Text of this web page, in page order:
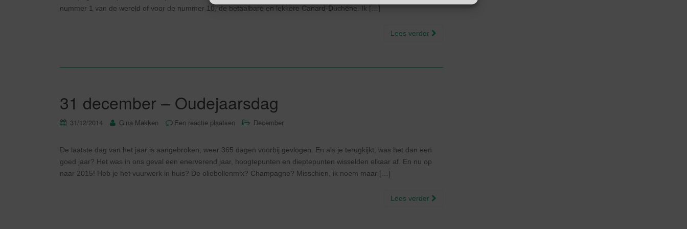
nummer 1 van de wereld of voor de nummer 10, de betaalbare en lekkere Canard-Duchêne. Ik […]
Lees verder
31 december – Oudejaarsdag
31/12/2014 Gina Makken Een reactie plaatsen December
De laatste dag van het jaar is aangebroken, weer 365 dagen voorbij gevlogen. En als je terugkijkt, was het dan een
goed jaar? Het was in ons geval een enerverend jaar, hoogtepunten en dieptepunten wisselden elkaar af. En nu op
naar 2015! Heb je het vuurwerk in huis? De oliebollenmix? Champagne? Misschien, ik noem maar […]
Lees verder